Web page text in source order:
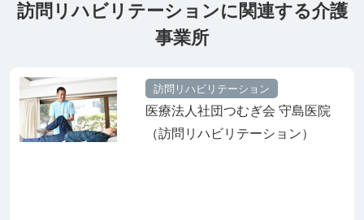
訪問リハビリテーションに関連する介護
事業所
訪問リハビリテーション
医療法人社団つむぎ会 守島医院
（訪問リハビリテーション）